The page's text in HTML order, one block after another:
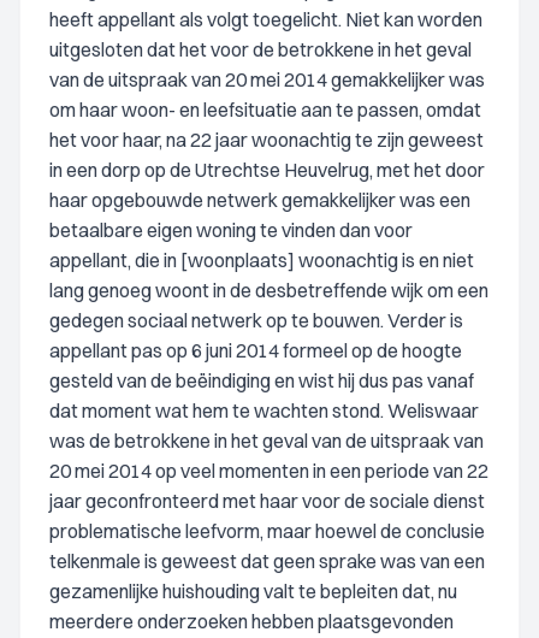
heeft appellant als volgt toegelicht. Niet kan worden
uitgesloten dat het voor de betrokkene in het geval
van de uitspraak van 20 mei 2014 gemakkelijker was
om haar woon- en leefsituatie aan te passen, omdat
het voor haar, na 22 jaar woonachtig te zijn geweest
in een dorp op de Utrechtse Heuvelrug, met het door
haar opgebouwde netwerk gemakkelijker was een
betaalbare eigen woning te vinden dan voor
appellant, die in [woonplaats] woonachtig is en niet
lang genoeg woont in de desbetreffende wijk om een
gedegen sociaal netwerk op te bouwen. Verder is
appellant pas op 6 juni 2014 formeel op de hoogte
gesteld van de beëindiging en wist hij dus pas vanaf
dat moment wat hem te wachten stond. Weliswaar
was de betrokkene in het geval van de uitspraak van
20 mei 2014 op veel momenten in een periode van 22
jaar geconfronteerd met haar voor de sociale dienst
problematische leefvorm, maar hoewel de conclusie
telkenmale is geweest dat geen sprake was van een
gezamenlijke huishouding valt te bepleiten dat, nu
meerdere onderzoeken hebben plaatsgevonden